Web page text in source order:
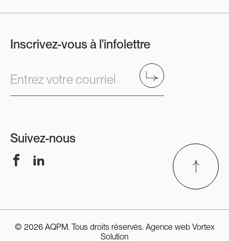
Inscrivez-vous à l'infolettre
Entrez votre courriel Envoyer
Suivez-nous
FacebookLinkedIn
© 2026 AQPM. Tous droits réservés. Agence web Vortex
Solution